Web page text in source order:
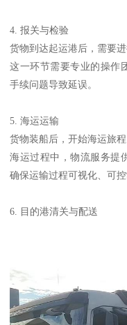
4. 报关与检验
货物到达起运港后，需要进
这一环节需要专业的操作
手续问题导致延误。
5. 海运运输
货物装船后，开始海运旅程
海运过程中，物流服务提
确保运输过程可视化、可控
6. 目的港清关与配送